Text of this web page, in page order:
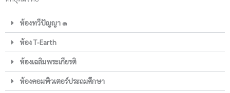
ห้องทวีปัญญา ๑
ห้อง T-Earth
ห้องเฉลิมพระเกียรติ
ห้องคอมพิวเตอร์ประถมศึกษา